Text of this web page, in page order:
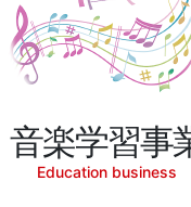
音楽学習事
Education business